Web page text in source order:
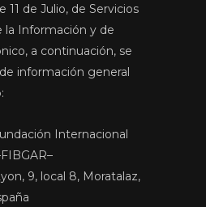
11 de Julio, de Servicios
la Información y de
a continuación, se
información general
Internacional
9, local 8, Moratalaz,